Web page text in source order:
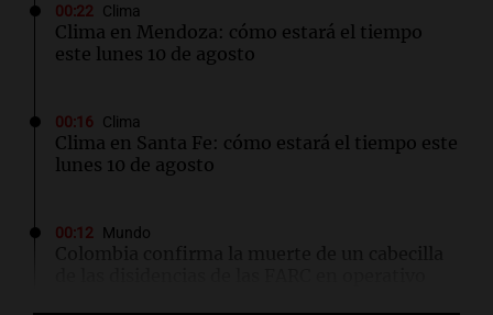
00:22 Clima
Clima en Mendoza: cómo estará el tiempo
este lunes 10 de agosto
00:16 Clima
Clima en Santa Fe: cómo estará el tiempo este
lunes 10 de agosto
00:12 Mundo